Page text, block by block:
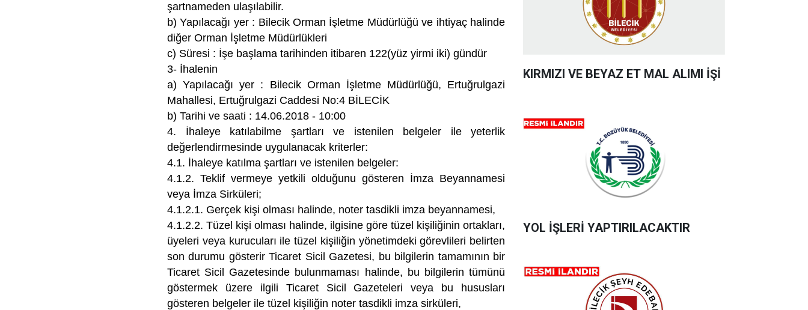
şartnameden ulaşılabilir.
b) Yapılacağı yer : Bilecik Orman İşletme Müdürlüğü ve ihtiyaç halinde
diğer Orman İşletme Müdürlükleri
c) Süresi : İşe başlama tarihinden itibaren 122(yüz yirmi iki) gündür
3- İhalenin
a) Yapılacağı yer : Bilecik Orman İşletme Müdürlüğü, Ertuğrulgazi
Mahallesi, Ertuğrulgazi Caddesi No:4 BİLECİK
b) Tarihi ve saati : 14.06.2018 - 10:00
4. İhaleye katılabilme şartları ve istenilen belgeler ile yeterlik
değerlendirmesinde uygulanacak kriterler:
4.1. İhaleye katılma şartları ve istenilen belgeler:
4.1.2. Teklif vermeye yetkili olduğunu gösteren İmza Beyannamesi
veya İmza Sirküleri;
4.1.2.1. Gerçek kişi olması halinde, noter tasdikli imza beyannamesi,
4.1.2.2. Tüzel kişi olması halinde, ilgisine göre tüzel kişiliğinin ortakları,
üyeleri veya kurucuları ile tüzel kişiliğin yönetimdeki görevlileri belirten
son durumu gösterir Ticaret Sicil Gazetesi, bu bilgilerin tamamının bir
Ticaret Sicil Gazetesinde bulunmaması halinde, bu bilgilerin tümünü
göstermek üzere ilgili Ticaret Sicil Gazeteleri veya bu hususları
gösteren belgeler ile tüzel kişiliğin noter tasdikli imza sirküleri,
KIRMIZI VE BEYAZ ET MAL ALIMI İŞİ
YOL İŞLERİ YAPTIRILACAKTIR